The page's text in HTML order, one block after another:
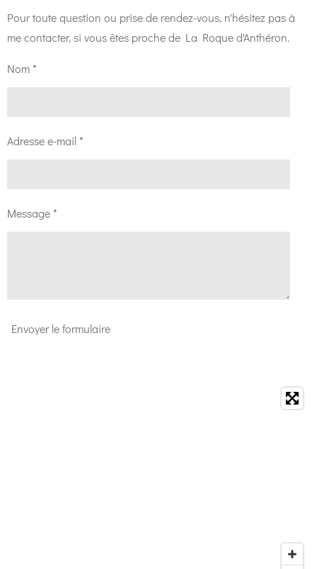
Pour toute question ou prise de rendez-vous, n'hésitez pas à
me contacter, si vous êtes proche de La Roque d'Anthéron.
Nom *
Adresse e-mail *
Message *
Envoyer le formulaire